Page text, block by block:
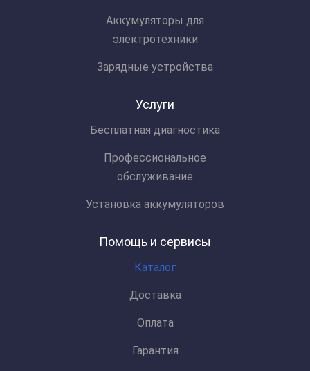
Аккумуляторы для
электротехники
Зарядные устройства
Услуги
Бесплатная диагностика
Профессиональное
обслуживание
Установка аккумуляторов
Помощь и сервисы
Каталог
Доставка
Оплата
Гарантия